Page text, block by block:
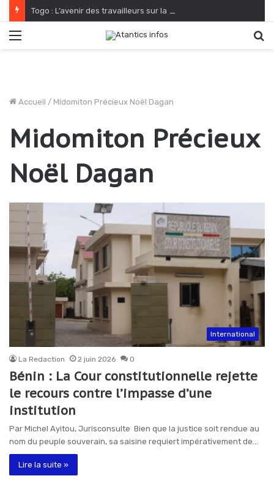
Accueil / Midomiton Précieux Noël Dagan
Midomiton Précieux
Noël Dagan
International
La Redaction 2 juin 2026 0
Bénin : La Cour constitutionnelle rejette
le recours contre l’impasse d’une
institution
Par Michel Ayitou, Jurisconsulte Bien que la justice soit rendue au
nom du peuple souverain, sa saisine requiert impérativement de…
Lire la suite »